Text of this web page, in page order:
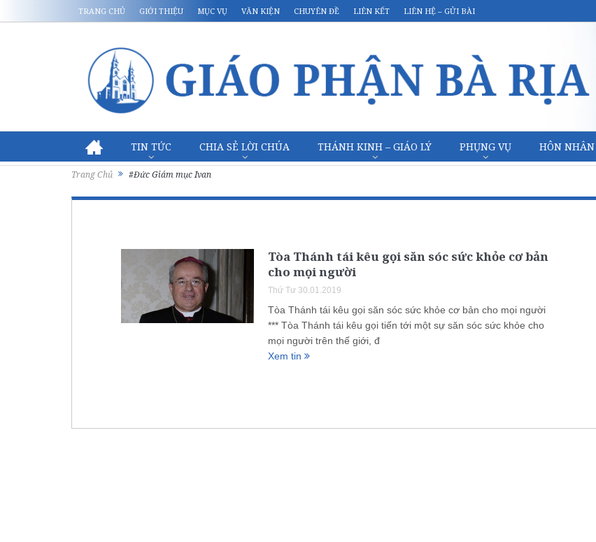
TRANG CHỦ GIỚI THIỆU MỤC VỤ VĂN KIỆN CHUYÊN ĐỀ LIÊN KẾT LIÊN HỆ – GỬI BÀI
TIN TỨC CHIA SẺ LỜI CHÚA THÁNH KINH – GIÁO LÝ PHỤNG VỤ HÔN
Trang Chủ #Đức Giám mục Ivan
Tòa Thánh tái kêu gọi săn sóc sức khỏe cơ bản
cho mọi người
Thứ Tư 30.01.2019
Tòa Thánh tái kêu gọi săn sóc sức khỏe cơ bản cho mọi người
*** Tòa Thánh tái kêu gọi tiến tới một sự săn sóc sức khỏe cho
mọi người trên thế giới, đ
Xem tin